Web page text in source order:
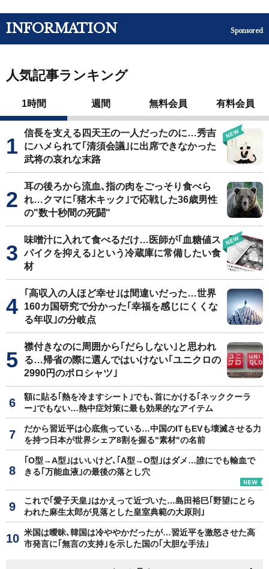
INFORMATION Sponsored
人気記事ランキング
1時間 週間 無料会員 有料会員
信長を支える四天王の一人だったのに…秀吉
にハメられて｢清須会議｣に出席できなかった
武将の哀れな末路
耳の後ろから流血､指の肉をごっそり食べら
れ…クマに｢猪木キック｣で応戦した36歳男性
の"数十秒間の死闘"
味噌汁に入れて食べるだけ…医師が｢血糖値ス
パイクを抑える｣という冷蔵庫に常備したい食
材
｢高収入の人ほど幸せ｣は間違いだった…世界
160カ国研究で分かった｢幸福を感じにくくな
る年収｣の分岐点
襟付きなのに周囲から｢だらしない｣と思われ
る…帰省の際に選んではいけない｢ユニクロの
2990円のポロシャツ｣
額に貼る｢熱を冷ますシート｣でも､首にかける｢ネッククーラ
ー｣でもない…熱中症対策に最も効果的なアイテム
だから習近平は心底焦っている…中国のITもEVも壊滅させる力
を持つ日本が世界シェア8割を握る"素材"の名前
｢O型→A型｣はいいけど､｢A型→O型｣はダメ…誰にでも輸血で
きる｢万能血液｣の最後の落とし穴
これで｢愛子天皇｣はかえって近づいた…島田裕巳｢野望にとら
われた麻生太郎が見落とした皇室典範の大原則｣
米国は曖昧､韓国は冷ややかだったが…習近平を激怒させた高
市発言に｢無言の支持｣を示した国の｢大胆な手法｣